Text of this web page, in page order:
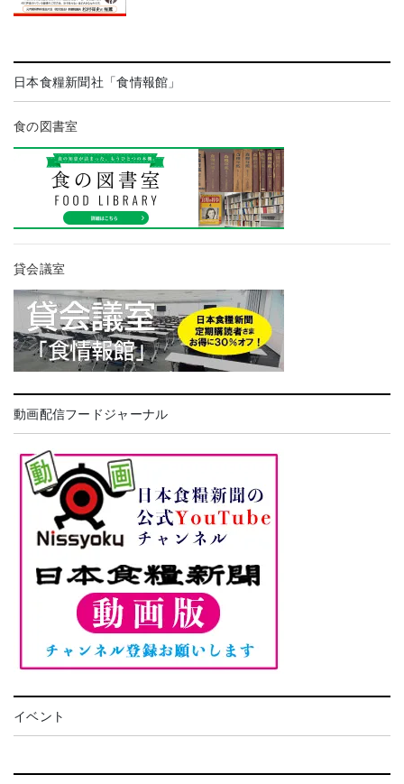
日本食糧新聞社「食情報館」
食の図書室
貸会議室
動画配信フードジャーナル
イベント